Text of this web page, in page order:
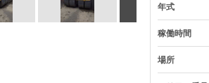
年式
稼働時間
場所